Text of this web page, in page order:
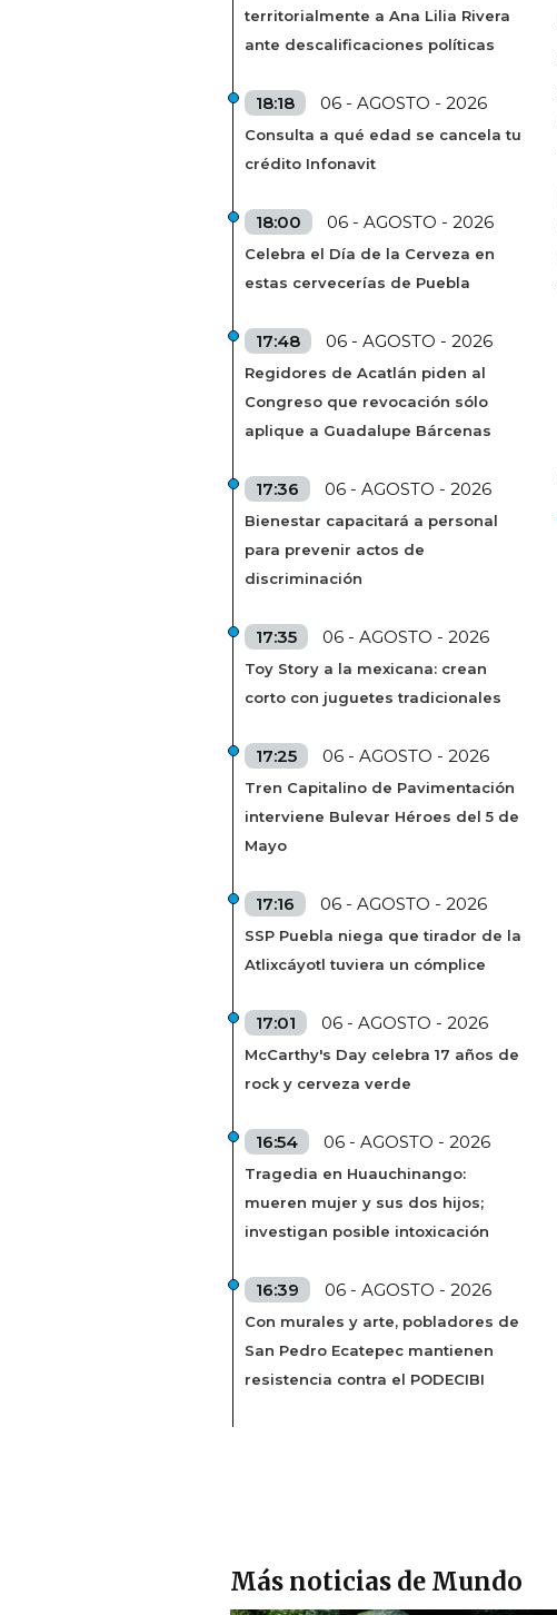
territorialmente a Ana Lilia Rivera
ante descalificaciones políticas
18:18 06 - AGOSTO - 2026
Consulta a qué edad se cancela tu
crédito Infonavit
18:00 06 - AGOSTO - 2026
Celebra el Día de la Cerveza en
estas cervecerías de Puebla
17:48 06 - AGOSTO - 2026
Regidores de Acatlán piden al
Congreso que revocación sólo
aplique a Guadalupe Bárcenas
17:36 06 - AGOSTO - 2026
Bienestar capacitará a personal
para prevenir actos de
discriminación
17:35 06 - AGOSTO - 2026
Toy Story a la mexicana: crean
corto con juguetes tradicionales
17:25 06 - AGOSTO - 2026
Tren Capitalino de Pavimentación
interviene Bulevar Héroes del 5 de
Mayo
17:16 06 - AGOSTO - 2026
SSP Puebla niega que tirador de la
Atlixcáyotl tuviera un cómplice
17:01 06 - AGOSTO - 2026
McCarthy's Day celebra 17 años de
rock y cerveza verde
16:54 06 - AGOSTO - 2026
Tragedia en Huauchinango:
mueren mujer y sus dos hijos;
investigan posible intoxicación
16:39 06 - AGOSTO - 2026
Con murales y arte, pobladores de
San Pedro Ecatepec mantienen
resistencia contra el PODECIBI
Más noticias de Mundo